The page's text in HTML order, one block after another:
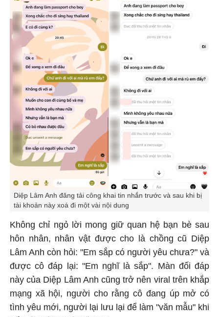
Diệp Lâm Anh đăng tải công khai tin nhắn trước và sau khi bị
tài khoản này xoá đi một vài nội dung
Không chỉ ngỏ lời mong giữ quan hệ bạn bè sau
hôn nhân, nhân vật được cho là chồng cũ Diệp
Lâm Anh còn hỏi: "Em sắp có người yêu chưa?" và
được cô đáp lại: "Em nghĩ là sắp". Màn đối đáp
này của Diệp Lâm Anh cũng trở nên viral trên khắp
mạng xã hội, người cho rằng cô đang úp mở có
tình yêu mới, người lại lưu lại để làm "văn mẫu" khi